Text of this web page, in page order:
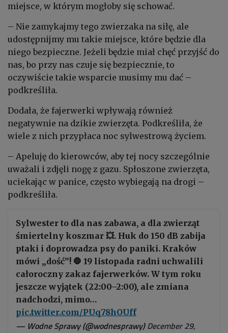
miejsce, w którym mogłoby się schować.
– Nie zamykajmy tego zwierzaka na siłę, ale
udostępnijmy mu takie miejsce, które będzie dla
niego bezpieczne. Jeżeli będzie miał chęć przyjść do
nas, bo przy nas czuje się bezpiecznie, to
oczywiście takie wsparcie musimy mu dać –
podkreśliła.
Dodała, że fajerwerki wpływają również
negatywnie na dzikie zwierzęta. Podkreśliła, że
wiele z nich przypłaca noc sylwestrową życiem.
– Apeluję do kierowców, aby tej nocy szczególnie
uważali i zdjęli nogę z gazu. Spłoszone zwierzęta,
uciekając w panice, często wybiegają na drogi –
podkreśliła.
Sylwester to dla nas zabawa, a dla zwierząt
śmiertelny koszmar 💥. Huk do 150 dB zabija
ptaki i doprowadza psy do paniki. Kraków
mówi „dość”! 🛑 19 listopada radni uchwalili
całoroczny zakaz fajerwerków. W tym roku
jeszcze wyjątek (22:00–2:00), ale zmiana
nadchodzi, mimo…
pic.twitter.com/PUq78hOUff
— Wodne Sprawy (@wodnesprawy)December 29,